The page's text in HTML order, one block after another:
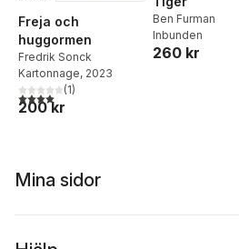
Freja och
huggormen
Fredrik Sonck
Kartonnage, 2023
4,0utav 5 stjärnor. Totalt antal röster:
(1)
200 kr
Ben Furman
Inbunden
260 kr
Mina sidor